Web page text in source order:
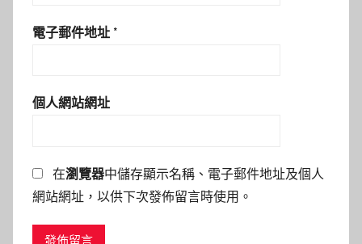
電子郵件地址 *
個人網站網址
在瀏覽器中儲存顯示名稱、電子郵件地址及個人
網站網址，以供下次發佈留言時使用。